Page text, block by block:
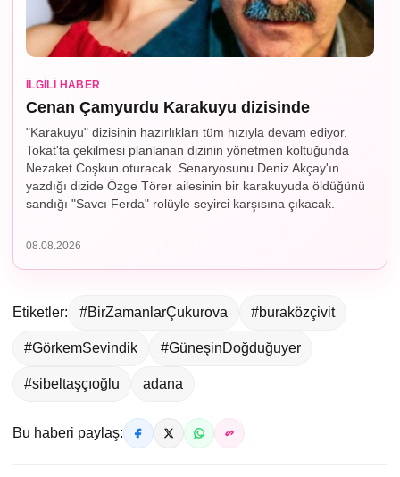
İLGILI HABER
Cenan Çamyurdu Karakuyu dizisinde
"Karakuyu" dizisinin hazırlıkları tüm hızıyla devam ediyor.
Tokat'ta çekilmesi planlanan dizinin yönetmen koltuğunda
Nezaket Coşkun oturacak. Senaryosunu Deniz Akçay'ın
yazdığı dizide Özge Törer ailesinin bir karakuyuda öldüğünü
sandığı "Savcı Ferda" rolüyle seyirci karşısına çıkacak.
08.08.2026
Etiketler: #BirZamanlarÇukurova #buraközçivit
#GörkemSevindik #GüneşinDoğduğuyer
#sibeltaşçıoğlu adana
Bu haberi paylaş: